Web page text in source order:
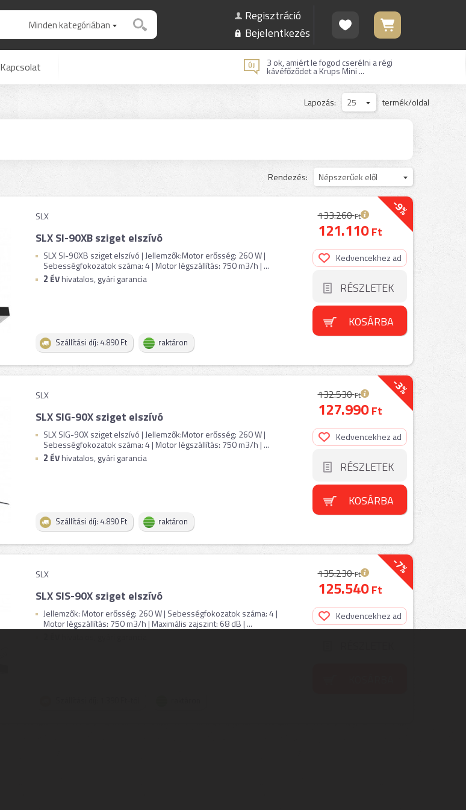
Minden kategóriában
Regisztráció
Bejelentkezés
Kapcsolat 3 ok, amiért le fogod cserélni a régi
kávéfőződet a Krups Mini ...
termék/oldal
25
Lapozás:
Népszerűek elől
Rendezés:
-9%
SLX
SLX SI-90XB sziget elszívó
SLX SI-90XB sziget elszívó | Jellemzők:Motor erősség: 260 W |
Sebességfokozatok száma: 4 | Motor légszállítás: 750 m3/h | ...
2 ÉVhivatalos, gyári garancia
Szállítási díj: 4.890 Ft raktáron
133.260Ft
121.110Ft
Kedvencekhez ad
RÉSZLETEK
KOSÁRBA
-3%
SLX
SLX SIG-90X sziget elszívó
SLX SIG-90X sziget elszívó | Jellemzők:Motor erősség: 260 W |
Sebességfokozatok száma: 4 | Motor légszállítás: 750 m3/h | ...
2 ÉVhivatalos, gyári garancia
Szállítási díj: 4.890 Ft raktáron
132.530Ft
127.990Ft
Kedvencekhez ad
RÉSZLETEK
KOSÁRBA
-7%
SLX
SLX SIS-90X sziget elszívó
Jellemzők: Motor erősség: 260 W | Sebességfokozatok száma: 4 |
Motor légszállítás: 750 m3/h | Maximális zajszint: 68 dB | ...
135.230Ft
125.540Ft
Kedvencekhez ad